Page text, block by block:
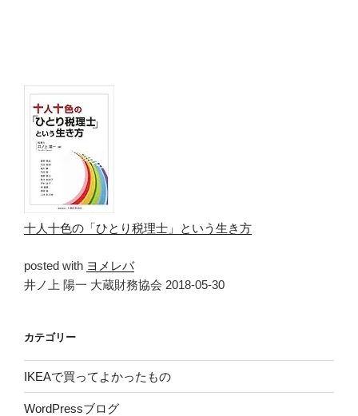
十人十色の「ひとり税理士」という生き方
posted with ヨメレバ
井ノ上 陽一 大蔵財務協会 2018-05-30
カテゴリー
IKEAで買ってよかったもの
WordPressブログ